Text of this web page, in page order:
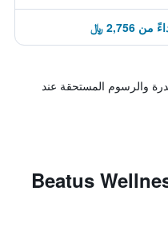
والرسوم المستحقة عند